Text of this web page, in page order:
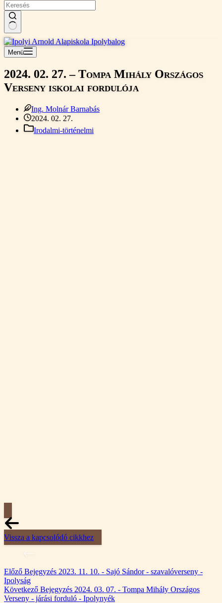
Nincs
találat
Menü
2024. 02. 27. – Tompa Mihály Országos
Verseny iskolai fordulója
Ing. Molnár Barnabás
2024. 02. 27.
Irodalmi-történelmi
Vissza a kapcsolódó cikkhez
Előző Bejegyzés 2023. 11. 10. - Sajó Sándor - szavalóverseny -
Ipolyság
Következő Bejegyzés 2024. 03. 07. - Tompa Mihály Országos
Verseny - járási forduló - Ipolynyék